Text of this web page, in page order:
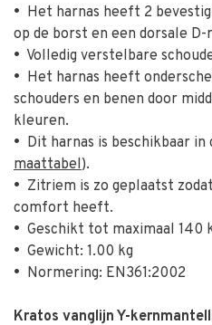
• Het harnas heeft 2
op de borst en een dorsale D-
• Volledig verstelbare
• Het harnas heeft
schouders en benen door
kleuren.
• Dit harnas is beschikbaar
maattabel).
• Zitriem is zo geplaatst
comfort heeft.
• Geschikt tot maximaal 140
• Gewicht: 1.00 kg
• Normering: EN361:2002
Kratos vanglijn Y-